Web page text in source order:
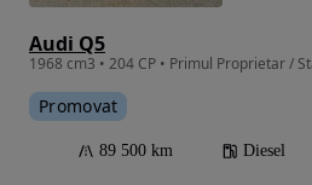
Audi Q5
Promovat
89 500 km Diesel